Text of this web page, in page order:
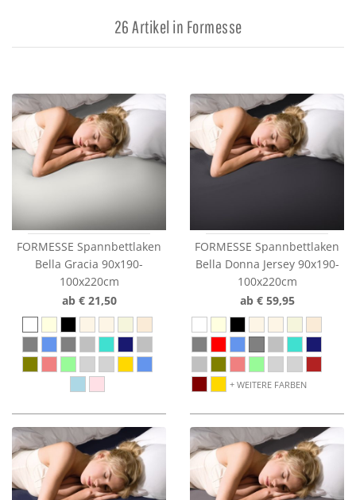
26 Artikel in Formesse
FORMESSE Spannbettlaken
Bella Gracia 90x190-
100x220cm
ab € 21,50
FORMESSE Spannbettlaken
Bella Donna Jersey 90x190-
100x220cm
ab € 59,95
WEITERE FARBEN